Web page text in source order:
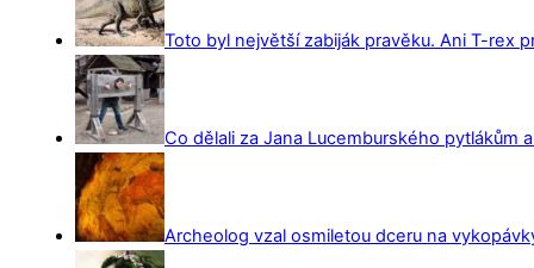
Toto byl největší zabiják pravěku. Ani T-rex
Co dělali za Jana Lucemburského pytlákům
Archeolog vzal osmiletou dceru na